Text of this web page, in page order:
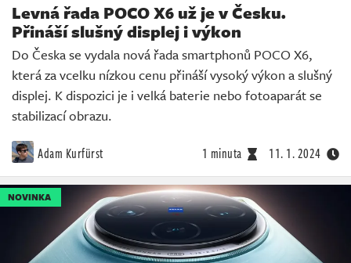
Levná řada POCO X6 už je v Česku.
Přináší slušný displej i výkon
Do Česka se vydala nová řada smartphonů POCO X6,
která za vcelku nízkou cenu přináší vysoký výkon a slušný
displej. K dispozici je i velká baterie nebo fotoaparát se
stabilizací obrazu.
Adam Kurfürst 1 minuta 11. 1. 2024
NOVINKA